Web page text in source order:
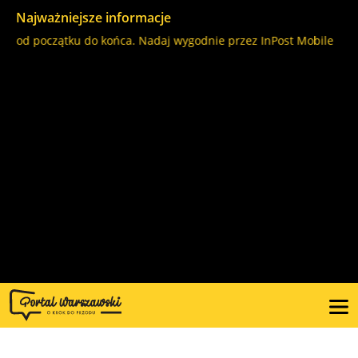
Najważniejsze informacje
od początku do końca. Nadaj wygodnie przez InPost Mobile